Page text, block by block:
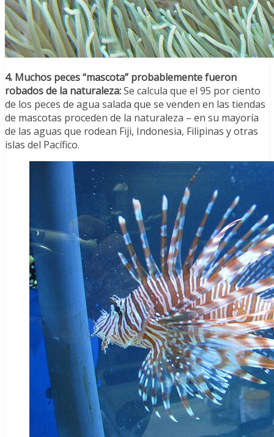
4. Muchos peces “mascota” probablemente fueron
robados de la naturaleza:Se calcula que el 95 por ciento
de los peces de agua salada que se venden en las tiendas
de mascotas proceden de la naturaleza – en su mayoría
de las aguas que rodean Fiji, Indonesia, Filipinas y otras
islas del Pacífico.